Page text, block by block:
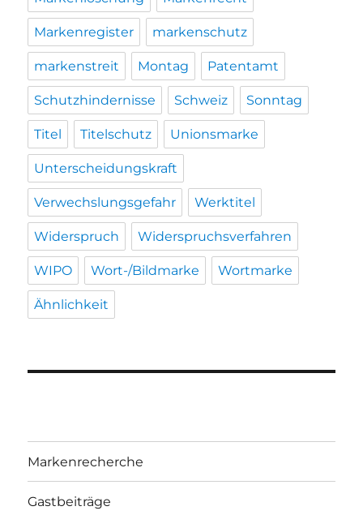
Markenregister markenschutz
markenstreit Montag Patentamt
Schutzhindernisse Schweiz Sonntag
Titel Titelschutz Unionsmarke
Unterscheidungskraft
Verwechslungsgefahr Werktitel
Widerspruch Widerspruchsverfahren
WIPO Wort-/Bildmarke Wortmarke
Ähnlichkeit
Markenrecherche
Gastbeiträge